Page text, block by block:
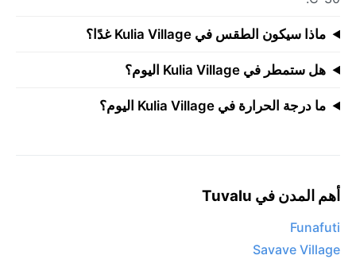
ماذا سيكون الطقس في Kulia Village غدًا؟
هل ستمطر في Kulia Village اليوم؟
ما درجة الحرارة في Kulia Village اليوم؟
أهم المدن في Tuvalu
Funafuti
Savave Village